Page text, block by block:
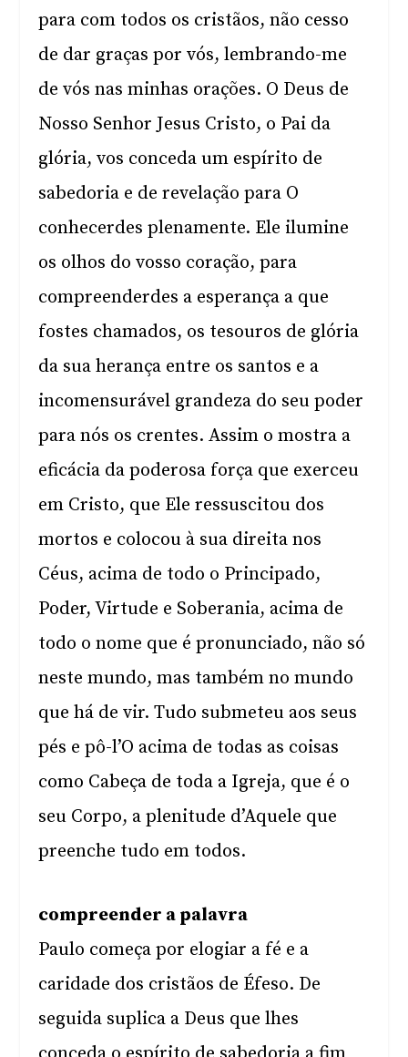
para com todos os cristãos, não cesso
de dar graças por vós, lembrando-me
de vós nas minhas orações. O Deus de
Nosso Senhor Jesus Cristo, o Pai da
glória, vos conceda um espírito de
sabedoria e de revelação para O
conhecerdes plenamente. Ele ilumine
os olhos do vosso coração, para
compreenderdes a esperança a que
fostes chamados, os tesouros de glória
da sua herança entre os santos e a
incomensurável grandeza do seu poder
para nós os crentes. Assim o mostra a
eficácia da poderosa força que exerceu
em Cristo, que Ele ressuscitou dos
mortos e colocou à sua direita nos
Céus, acima de todo o Principado,
Poder, Virtude e Soberania, acima de
todo o nome que é pronunciado, não só
neste mundo, mas também no mundo
que há de vir. Tudo submeteu aos seus
pés e pô-l’O acima de todas as coisas
como Cabeça de toda a Igreja, que é o
seu Corpo, a plenitude d’Aquele que
preenche tudo em todos.
compreender a palavra
Paulo começa por elogiar a fé e a
caridade dos cristãos de Éfeso. De
seguida suplica a Deus que lhes